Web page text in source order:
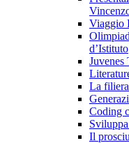
Viaggio
d’Istituto
Juvenes
La
Coding
Il